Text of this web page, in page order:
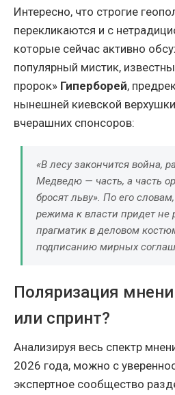
Интересно, что строгие
перекликаются и с
которые сейчас активно
популярный мистик,
пророк» Гиперборей,
нынешней киевской
вчерашних спонсоров:
«В лесу закончится война,
Медведю — часть, а часть
бросят льву». По его
режима к власти придет не
прагматик в деловом
подписанию мирных
Поляризация
или спринт?
Анализируя весь спектр
2026 года, можно с
экспертное сообщество